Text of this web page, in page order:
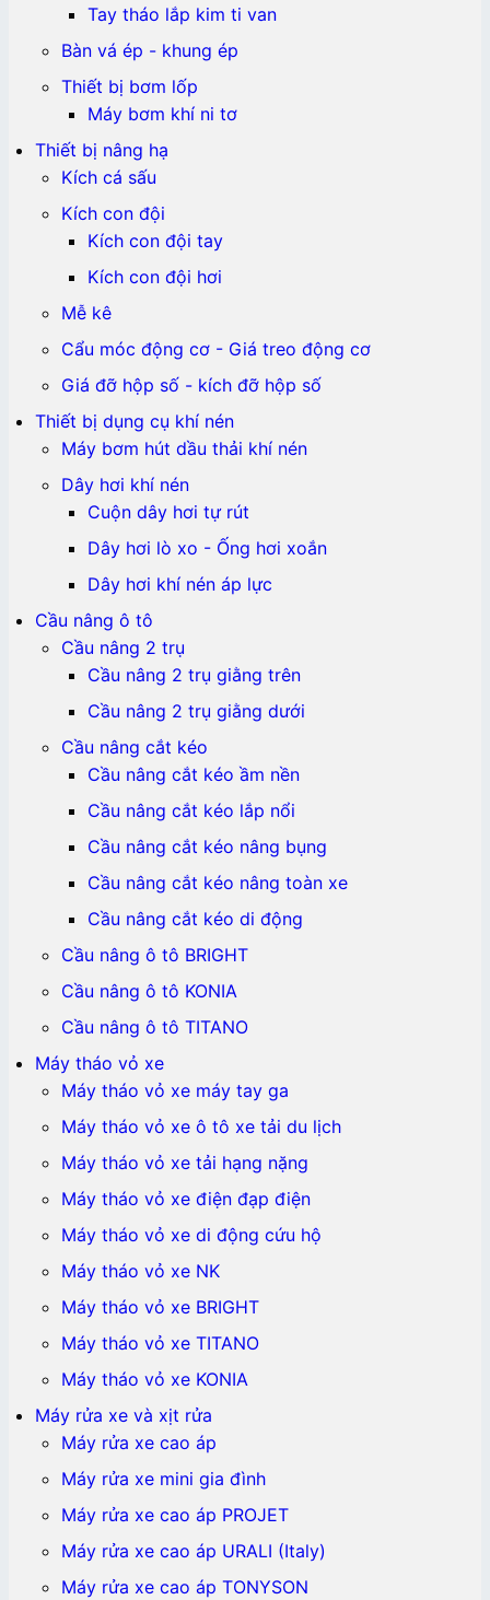
Tay tháo lắp kim ti van
Bàn vá ép - khung ép
Thiết bị bơm lốp
Máy bơm khí ni tơ
Thiết bị nâng hạ
Kích cá sấu
Kích con đội
Kích con đội tay
Kích con đội hơi
Mễ kê
Cẩu móc động cơ - Giá treo động cơ
Giá đỡ hộp số - kích đỡ hộp số
Thiết bị dụng cụ khí nén
Máy bơm hút dầu thải khí nén
Dây hơi khí nén
Cuộn dây hơi tự rút
Dây hơi lò xo - Ống hơi xoắn
Dây hơi khí nén áp lực
Cầu nâng ô tô
Cầu nâng 2 trụ
Cầu nâng 2 trụ giằng trên
Cầu nâng 2 trụ giằng dưới
Cầu nâng cắt kéo
Cầu nâng cắt kéo ầm nền
Cầu nâng cắt kéo lắp nổi
Cầu nâng cắt kéo nâng bụng
Cầu nâng cắt kéo nâng toàn xe
Cầu nâng cắt kéo di động
Cầu nâng ô tô BRIGHT
Cầu nâng ô tô KONIA
Cầu nâng ô tô TITANO
Máy tháo vỏ xe
Máy tháo vỏ xe máy tay ga
Máy tháo vỏ xe ô tô xe tải du lịch
Máy tháo vỏ xe tải hạng nặng
Máy tháo vỏ xe điện đạp điện
Máy tháo vỏ xe di động cứu hộ
Máy tháo vỏ xe NK
Máy tháo vỏ xe BRIGHT
Máy tháo vỏ xe TITANO
Máy tháo vỏ xe KONIA
Máy rửa xe và xịt rửa
Máy rửa xe cao áp
Máy rửa xe mini gia đình
Máy rửa xe cao áp PROJET
Máy rửa xe cao áp URALI (Italy)
Máy rửa xe cao áp TONYSON